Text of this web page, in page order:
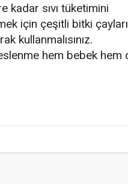
kadar sıvı tüketimini
için çeşitli bitki
kullanmalısınız.
hem bebek hem